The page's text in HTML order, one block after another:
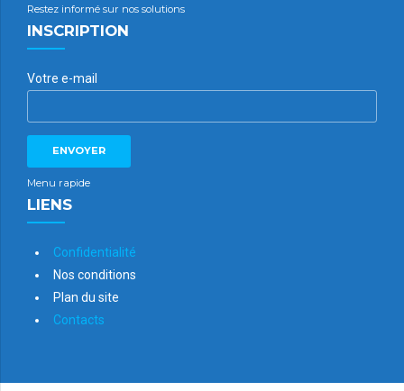
Restez informé sur nos solutions
INSCRIPTION
Votre e-mail
Menu rapide
LIENS
Confidentialité
Nos conditions
Plan du site
Contacts